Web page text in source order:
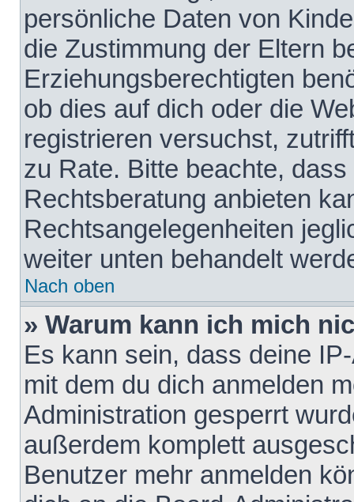
persönliche Daten von
die Zustimmung der Eltern
Erziehungsberechtigten
ob dies auf dich oder die
registrieren versuchst,
zu Rate. Bitte beachte,
Rechtsberatung anbieten
Rechtsangelegenheiten
weiter unten behandelt
Nach oben
» Warum kann ich mich
Es kann sein, dass deine
mit dem du dich anmelden
Administration gesperrt
außerdem komplett
Benutzer mehr anmelden